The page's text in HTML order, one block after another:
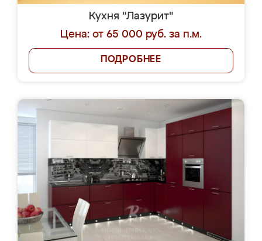
Кухня "Лазурит"
Цена: от 65 000 руб. за п.м.
ПОДРОБНЕЕ